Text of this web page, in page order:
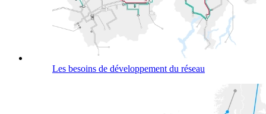
Les besoins de développement du réseau